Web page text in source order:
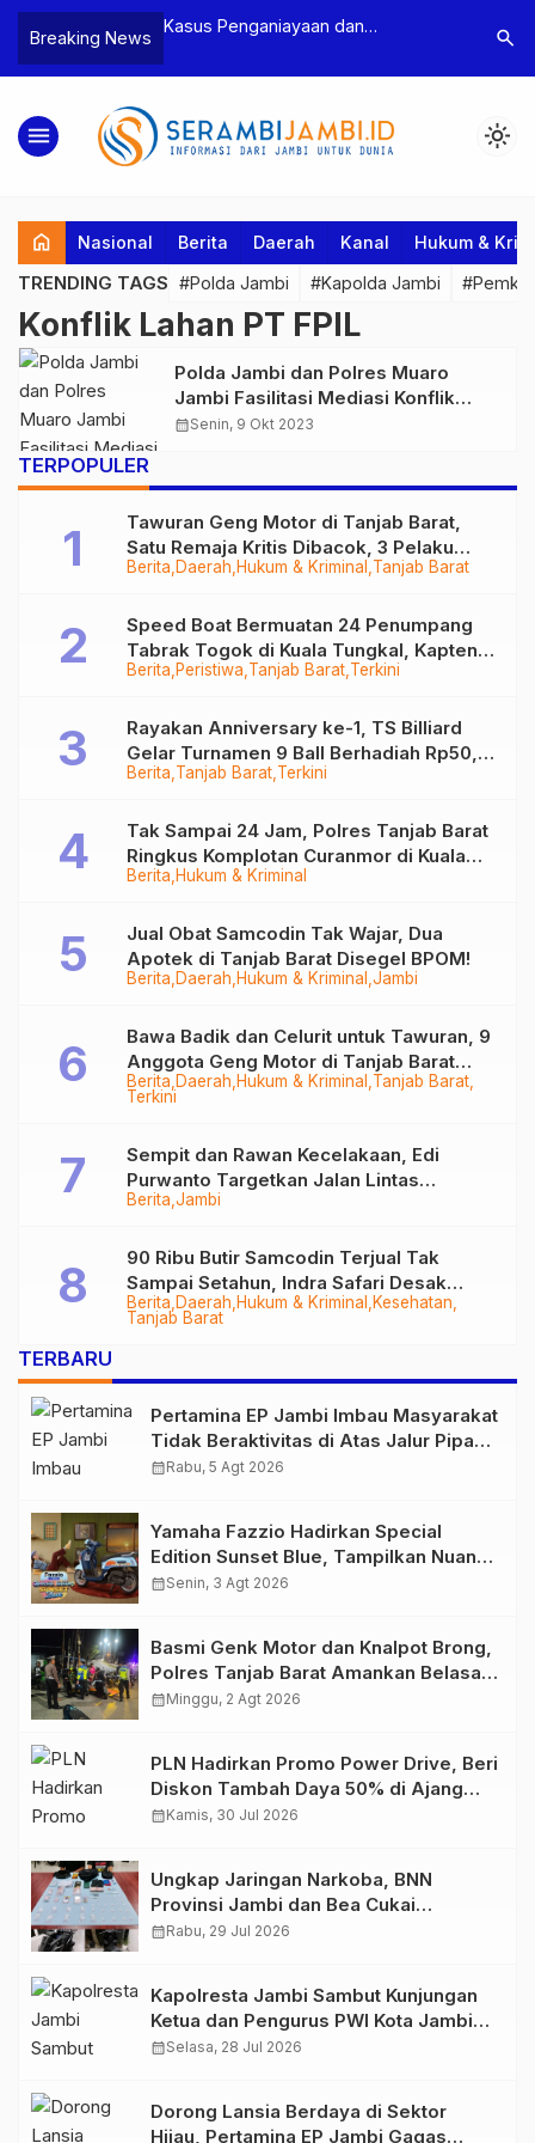
Breaking News
Bea Cukai
Pelaku beserta
dan 146 Gram
Kasus Penganiayaan dan
Tebo Tetapkan Dua Tersangka
Polres
Dua
search
menu light_mode
home Nasional Berita Daerah Kanal Hukum &
TRENDING TAGS #Polda Jambi #Kapolda Jambi
Konflik Lahan PT FPIL
Polda Jambi dan Polres Muaro
Jambi Fasilitasi Mediasi Konflik
Lahan di PT FPIL dan Masyarakat
calendar_monthSenin, 9 Okt 2023
TERPOPULER
Berita Daerah Hukum & Kriminal Tanjab Barat
Tawuran Geng Motor di Tanjab Barat,
Satu Remaja Kritis Dibacok, 3 Pelaku
Ditangkap
Berita Peristiwa Tanjab Barat Terkini
Speed Boat Bermuatan 24 Penumpang
Tabrak Togok di Kuala Tungkal, Kapten
Sempat Hilang
Berita Tanjab Barat Terkini
Rayakan Anniversary ke-1, TS Billiard
Gelar Turnamen 9 Ball Berhadiah Rp50,8
Juta
Berita Hukum & Kriminal
Tak Sampai 24 Jam, Polres Tanjab Barat
Ringkus Komplotan Curanmor di Kuala
Tungkal
Berita Daerah Hukum & Kriminal Jambi
Jual Obat Samcodin Tak Wajar, Dua
Apotek di Tanjab Barat Disegel BPOM!
Berita Daerah Hukum & Kriminal Tanjab Barat
Terkini
Bawa Badik dan Celurit untuk Tawuran, 9
Anggota Geng Motor di Tanjab Barat
Diringkus
Berita Jambi
Sempit dan Rawan Kecelakaan, Edi
Purwanto Targetkan Jalan Lintas
Tungkal-Jambi Mulus di 2028
Berita Daerah Hukum & Kriminal
Kesehatan
Tanjab Barat
90 Ribu Butir Samcodin Terjual Tak
Sampai Setahun, Indra Safari Desak
Audit Menyeluruh
TERBARU
Pertamina EP Jambi Imbau Masyarakat
Tidak Beraktivitas di Atas Jalur Pipa
Migas Demi Keselamatan Bersama
calendar_monthRabu, 5 Agt 2026
Yamaha Fazzio Hadirkan Special
Edition Sunset Blue, Tampilkan Nuansa
Retro Summer yang Semakin Skena
calendar_monthSenin, 3 Agt 2026
Basmi Genk Motor dan Knalpot Brong,
Polres Tanjab Barat Amankan Belasan
Kendaraan
calendar_monthMinggu, 2 Agt 2026
PLN Hadirkan Promo Power Drive, Beri
Diskon Tambah Daya 50% di Ajang
GIIAS 2026
calendar_monthKamis, 30 Jul 2026
Ungkap Jaringan Narkoba, BNN
Provinsi Jambi dan Bea Cukai
Amankan Sembilan Pelaku beserta
calendar_monthRabu, 29 Jul 2026
Kapolresta Jambi Sambut Kunjungan
Ketua dan Pengurus PWI Kota Jambi
Perkuat Sinergi dan Kolaborasi
calendar_monthSelasa, 28 Jul 2026
Dorong Lansia Berdaya di Sektor
Hijau, Pertamina EP Jambi Gagas